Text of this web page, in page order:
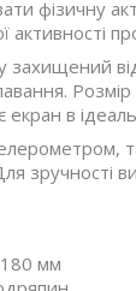
фізичну
активності
захищений
в
зручності
мм